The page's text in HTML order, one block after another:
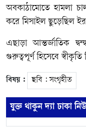
অবকাঠামোতে হামলা
করে মিসাইল ছুড়েছিল
এছাড়া আন্তর্জাতিক
গুরুত্বপূর্ণ হিসেবে স্বীকৃতি
বিষয় : ছবি : সংগৃহীত
যুক্ত থাকুন দ্যা ঢাকা